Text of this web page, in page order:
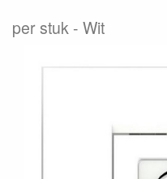
per stuk Wit